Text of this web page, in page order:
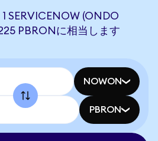
SERVICENOW (ONDO
PBRONに相当します
NOWON
PBRON